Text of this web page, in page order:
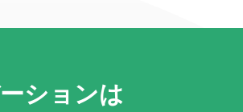
ションは